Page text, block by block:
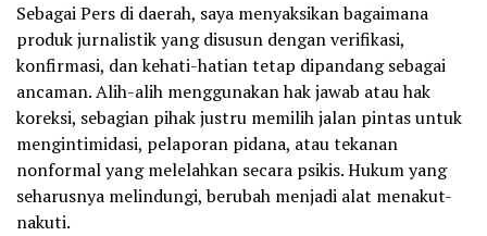
Sebagai Pers di daerah, saya menyaksikan bagaimana
produk jurnalistik yang disusun dengan verifikasi,
konfirmasi, dan kehati-hatian tetap dipandang sebagai
ancaman. Alih-alih menggunakan hak jawab atau hak
koreksi, sebagian pihak justru memilih jalan pintas untuk
mengintimidasi, pelaporan pidana, atau tekanan
nonformal yang melelahkan secara psikis. Hukum yang
seharusnya melindungi, berubah menjadi alat menakut-
nakuti.